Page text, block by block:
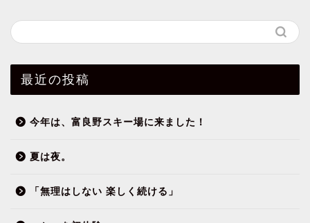
最近の投稿
今年は、富良野スキー場に来ました！
夏は夜。
「無理はしない 楽しく続ける」